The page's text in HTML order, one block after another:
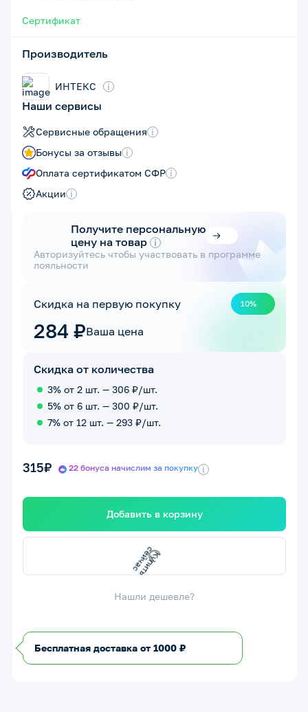
Сертификат
Производитель
ИНТЕКС i
Наши сервисы
Сервисные обращения i
Бонусы за отзывы i
Оплата сертификатом СФР i
Акции i
Получите персональную
цену на товар i
Авторизуйтесь чтобы участвовать в программе
лояльности
Скидка на первую покупку 10%
284 ₽Ваша цена
Скидка от количества
3% от 2 шт. — 306 ₽/шт.
5% от 6 шт. — 300 ₽/шт.
7% от 12 шт. — 293 ₽/шт.
315₽ 22 бонуса начислим за покупку i
Добавить в корзину
К
у
п
и
т
ь
с
е
й
ч
а
с
Нашли дешевле?
Бесплатная доставка от 1000 ₽